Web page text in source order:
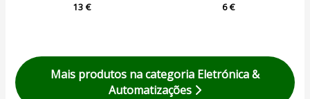
13€
6€
Mais produtos na categoria Eletrónica &
Automatizações